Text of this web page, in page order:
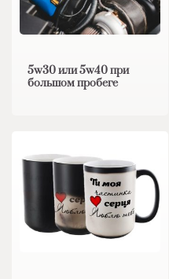
5w30 или 5w40 при
большом пробеге